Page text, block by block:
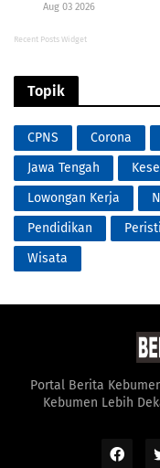
Aug 03 2026
Recent Posts Widget
Topik
CPNS Corona
Jawa Tengah
Lowongan Kerja
Pendidikan
Wisata
Portal Berita
Kebumen Lebih